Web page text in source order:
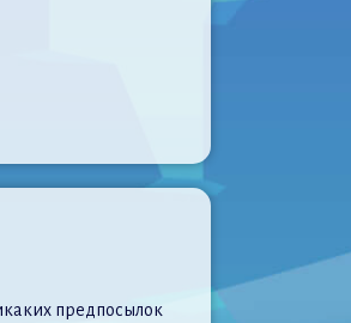
предпосылок